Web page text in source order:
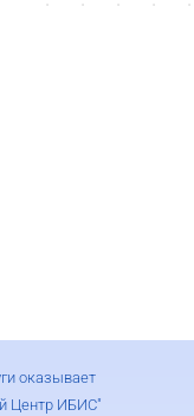
оказывает
Центр ИБИС"